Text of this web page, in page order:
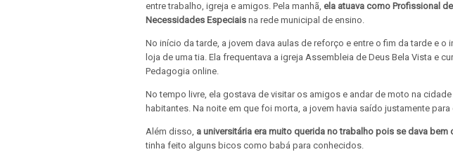
entre trabalho, igreja e amigos. Pela manhã, ela atuava como Profissional
Necessidades Especiais na rede municipal de ensino.
No início da tarde, a jovem dava aulas de reforço e entre o fim da tarde e o
loja de uma tia. Ela frequentava a igreja Assembleia de Deus Bela Vista e
Pedagogia online.
No tempo livre, ela gostava de visitar os amigos e andar de moto na
habitantes. Na noite em que foi morta, a jovem havia saído justamente para
Além disso, a universitária era muito querida no trabalho pois se dava bem
tinha feito alguns bicos como babá para conhecidos.